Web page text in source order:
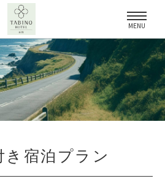
MENU
き宿泊プラン